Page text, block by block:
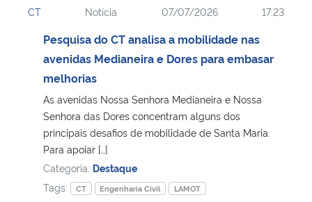
Ministério da Cidadania
Ministério da Saúde
Ministério de Minas e Energia
Ministério da Ciência, Tecnologia, Inovações e Comunicações
Ministério do Meio Ambiente
Ministério do Turismo
CT Notícia 07/07/2026 17:23
Pesquisa do CT analisa a mobilidade nas
avenidas Medianeira e Dores para embasar
melhorias
As avenidas Nossa Senhora Medianeira e Nossa
Senhora das Dores concentram alguns dos
principais desafios de mobilidade de Santa Maria.
Para apoiar […]
Categoria: Destaque
Tags:
CT Engenharia Civil LAMOT